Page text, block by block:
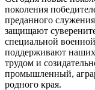
поколения
преданного
защищают
специальной
поддерживают
трудом и
промышленный,
родного края.